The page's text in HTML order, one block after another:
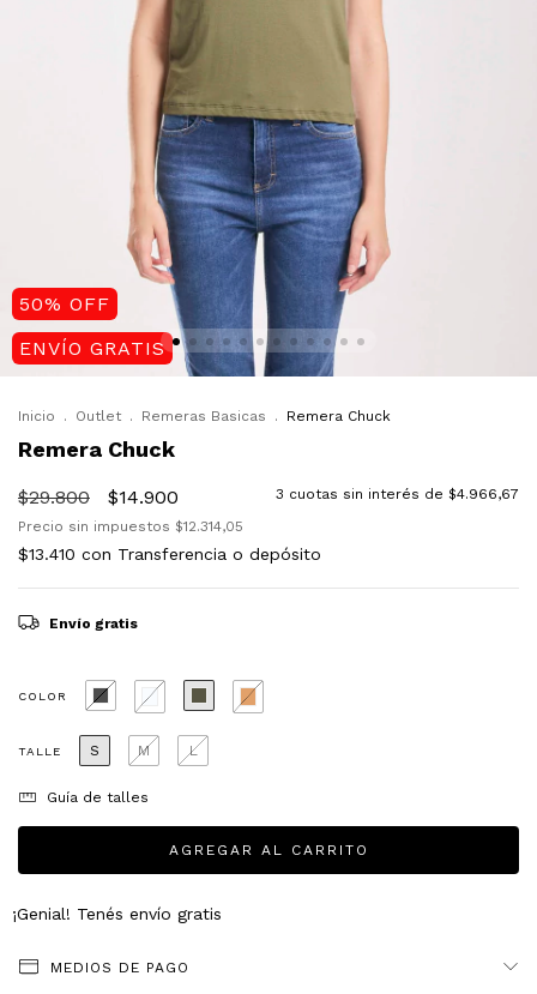
50% OFF
ENVÍO GRATIS
Inicio . Outlet . Remeras Basicas . Remera Chuck
Remera Chuck
$29.800 $14.900 3 cuotas sin interés de $4.966,67
Precio sin impuestos $12.314,05
$13.410 con Transferencia o depósito
Envío gratis
COLOR
TALLE S M L
Guía de talles
¡Genial! Tenés envío gratis
MEDIOS DE PAGO